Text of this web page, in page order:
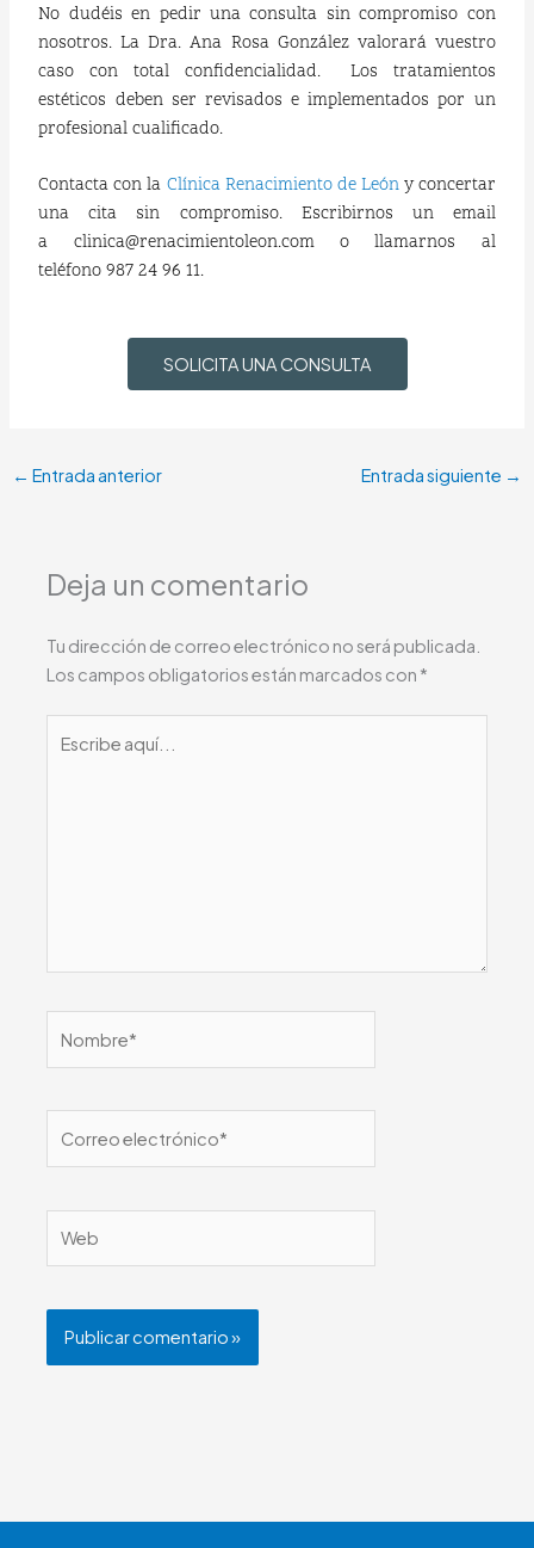
No dudéis en pedir una consulta sin compromiso con
nosotros. La Dra. Ana Rosa González valorará vuestro
caso con total confidencialidad. Los tratamientos
estéticos deben ser revisados e implementados por un
profesional cualificado.
Contacta con la Clínica Renacimiento de Leóny concertar
una cita sin compromiso. Escribirnos un email
a clinica@renacimientoleon.com o llamarnos al
teléfono 987 24 96 11.
SOLICITA UNA CONSULTA
← Entrada anterior Entrada siguiente →
Deja un comentario
Tu dirección de correo electrónico no será publicada.
Los campos obligatorios están marcados con *
aquí...
electrónico*